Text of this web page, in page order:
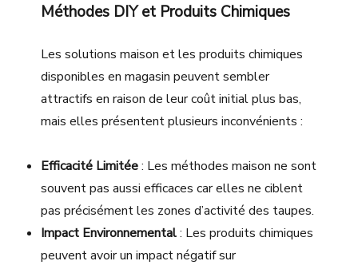
Méthodes DIY et Produits Chimiques
Les solutions maison et les produits chimiques
disponibles en magasin peuvent sembler
attractifs en raison de leur coût initial plus bas,
mais elles présentent plusieurs inconvénients :
Efficacité Limitée: Les méthodes maison ne sont
souvent pas aussi efficaces car elles ne ciblent
pas précisément les zones d’activité des taupes.
Impact Environnemental: Les produits chimiques
peuvent avoir un impact négatif sur